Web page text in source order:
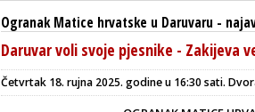
Ogranak Matice hrvatske u Daruvaru -
Daruvar voli svoje pjesnike - Zakijeva
Četvrtak 18. rujna 2025. godine u 16:30 sati.